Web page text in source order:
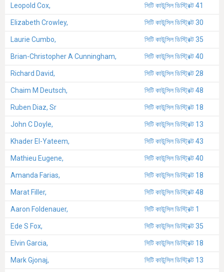
Leopold Cox, সিটি কাউন্সিল ডিস্ট্রিক্ট 41
Elizabeth Crowley, সিটি কাউন্সিল ডিস্ট্রিক্ট 30
Laurie Cumbo, সিটি কাউন্সিল ডিস্ট্রিক্ট 35
Brian-Christopher A Cunningham, সিটি কাউন্সিল ডিস্ট্রিক্ট 40
Richard David, সিটি কাউন্সিল ডিস্ট্রিক্ট 28
Chaim M Deutsch, সিটি কাউন্সিল ডিস্ট্রিক্ট 48
Ruben Diaz, Sr সিটি কাউন্সিল ডিস্ট্রিক্ট 18
John C Doyle, সিটি কাউন্সিল ডিস্ট্রিক্ট 13
Khader El-Yateem, সিটি কাউন্সিল ডিস্ট্রিক্ট 43
Mathieu Eugene, সিটি কাউন্সিল ডিস্ট্রিক্ট 40
Amanda Farias, সিটি কাউন্সিল ডিস্ট্রিক্ট 18
Marat Filler, সিটি কাউন্সিল ডিস্ট্রিক্ট 48
Aaron Foldenauer, সিটি কাউন্সিল ডিস্ট্রিক্ট 1
Ede S Fox, সিটি কাউন্সিল ডিস্ট্রিক্ট 35
Elvin Garcia, সিটি কাউন্সিল ডিস্ট্রিক্ট 18
Mark Gjonaj, সিটি কাউন্সিল ডিস্ট্রিক্ট 13